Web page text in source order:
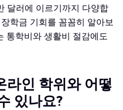
달러에 이르기까지 다양합
학금 기회를 꼼꼼히 알아보
통학비와 생활비 절감에도
라인 학위와 어떻
있나요?